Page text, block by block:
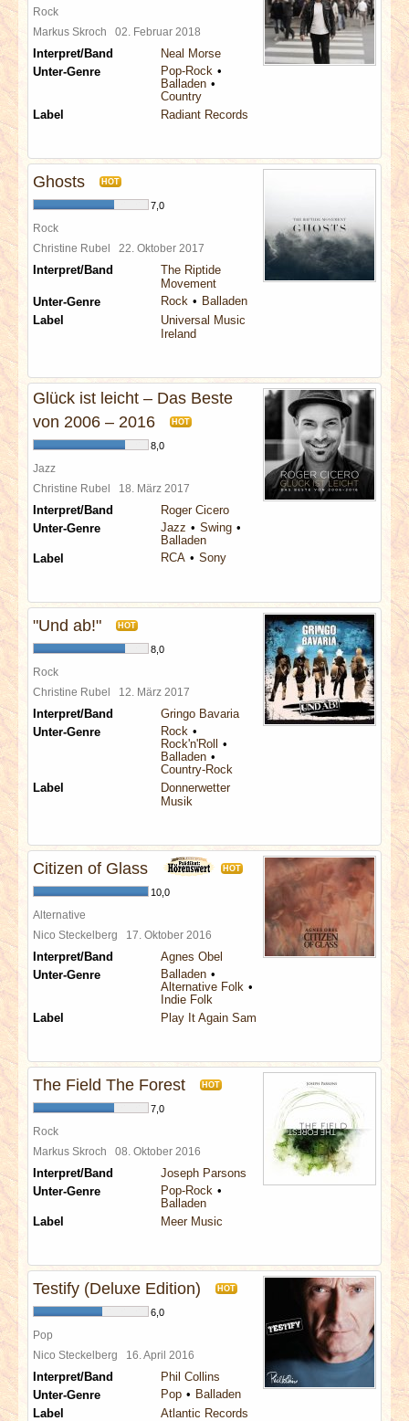
Rock
Markus Skroch 02. Februar 2018
Interpret/Band
Neal Morse
Unter-Genre
Pop-Rock
Balladen
Country
Label
Radiant Records
Ghosts HOT
7,0
Rock
Christine Rubel 22. Oktober 2017
Interpret/Band
The Riptide
Movement
Unter-Genre
Rock
Balladen
Label
Universal Music
Ireland
Glück ist leicht – Das Beste
von 2006 – 2016
HOT
8,0
Jazz
Christine Rubel 18. März 2017
Interpret/Band
Roger Cicero
Unter-Genre
Jazz
Swing
Balladen
Label
RCA Sony
"Und ab!" HOT
8,0
Rock
Christine Rubel 12. März 2017
Interpret/Band
Gringo Bavaria
Unter-Genre
Rock
Rock'n'Roll
Balladen
Country-Rock
Label
Donnerwetter
Musik
Citizen of Glass HOT
10,0
Alternative
Nico Steckelberg 17. Oktober 2016
Interpret/Band
Agnes Obel
Unter-Genre
Balladen
Alternative Folk
Indie Folk
Label
Play It Again Sam
The Field The Forest HOT
7,0
Rock
Markus Skroch 08. Oktober 2016
Interpret/Band
Joseph Parsons
Unter-Genre
Pop-Rock
Balladen
Label
Meer Music
Testify (Deluxe Edition) HOT
6,0
Pop
Nico Steckelberg 16. April 2016
Interpret/Band
Phil Collins
Unter-Genre
Pop
Balladen
Label
Atlantic Records